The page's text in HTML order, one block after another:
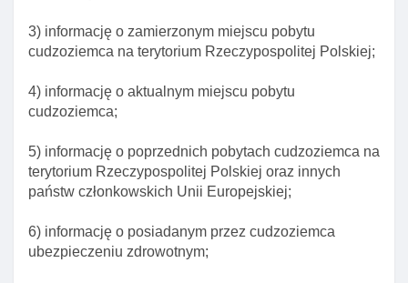
3) informację o zamierzonym miejscu pobytu
cudzoziemca na terytorium Rzeczypospolitej Polskiej;
4) informację o aktualnym miejscu pobytu
cudzoziemca;
5) informację o poprzednich pobytach cudzoziemca na
terytorium Rzeczypospolitej Polskiej oraz innych
państw członkowskich Unii Europejskiej;
6) informację o posiadanym przez cudzoziemca
ubezpieczeniu zdrowotnym;
cudzoziemca w celu połączenia się z rodziną
regularnego dochodu
Art. 164. Przesłanki odmowy zezwolenia na pobyt
rodziną
Art. 165. Przesłanki odmowy udzielenia
zezwolenia na pobyt czasowy dla członka rodziny
Art. 166. Przesłanki cofnięcia zezwolenia na pobyt
czasowy dla członka rodziny cudzoziemca